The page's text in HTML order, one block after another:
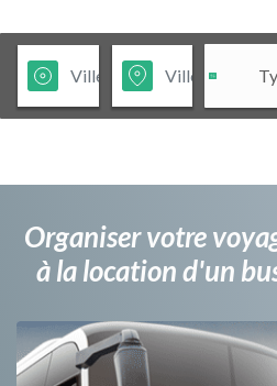
Organiser votre
à la location d'un